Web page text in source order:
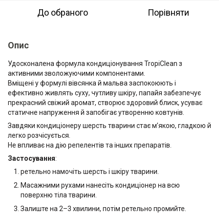
До обраного Порівняти
Опис
Удосконалена формула кондиціонування TropiClean з
активними зволожуючими компонентами.
Вміщені у формулі вівсянка й мальва заспокоюють і
ефективно живлять суху, чутливу шкіру, папайя забезпечує
прекрасний свіжий аромат, створює здоровий блиск, усуває
статичне напруження й запобігає утворенню ковтунів.
Завдяки кондиціонеру шерсть тварини стає м’якою, гладкою й
легко розчісується.
Не впливає на дію репелентів та інших препаратів.
Застосування:
ретельно намочіть шерсть і шкіру тварини.
Масажними рухами нанесіть кондиціонер на всю
поверхню тіла тварини.
Залиште на 2–3 хвилини, потім ретельно промийте.